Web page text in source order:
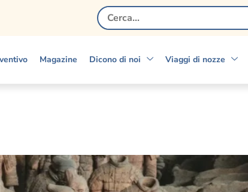
Search
for:
Magazine Dicono di noi Viaggi di nozze